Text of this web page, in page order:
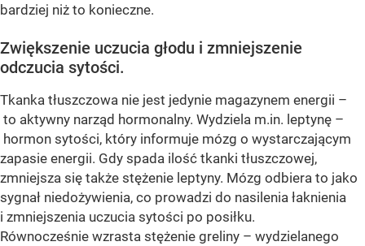
bardziej niż to konieczne.
Zwiększenie uczucia głodu i zmniejszenie
odczucia sytości.
Tkanka tłuszczowa nie jest jedynie magazynem energii –
to aktywny narząd hormonalny. Wydziela m.in. leptynę –
hormon sytości, który informuje mózg o wystarczającym
zapasie energii. Gdy spada ilość tkanki tłuszczowej,
zmniejsza się także stężenie leptyny. Mózg odbiera to jako
sygnał niedożywienia, co prowadzi do nasilenia łaknienia
i zmniejszenia uczucia sytości po posiłku.
Równocześnie wzrasta stężenie greliny – wydzielanego